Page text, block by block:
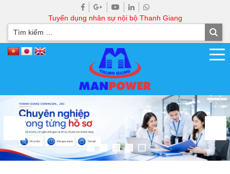
Tuyển dụng nhân sự nội bộ Thanh Giang